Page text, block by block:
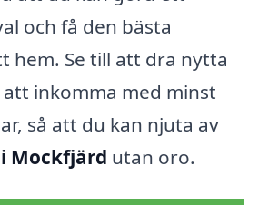
och få den bästa
hem. Se till att dra nytta
inkomma med minst
så att du kan njuta av
Mockfjärd utan oro.